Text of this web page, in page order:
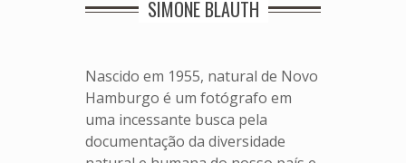
SIMONE BLAUTH
Nascido em 1955, natural de Novo
Hamburgo é um fotógrafo em
uma incessante busca pela
documentação da diversidade